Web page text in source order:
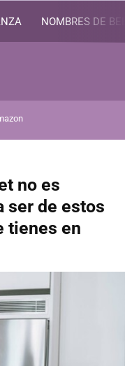
NOMBRES DE
no es
ser de estos
tienes en